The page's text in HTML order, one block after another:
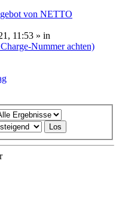
von NETTO
11:53 » in
Nummer achten)